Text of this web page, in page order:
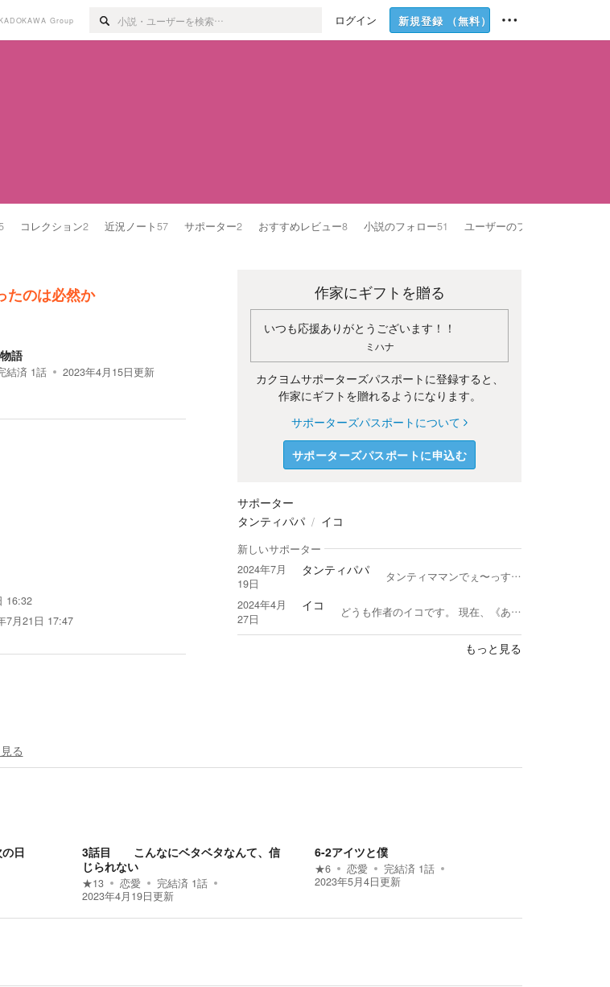
Group ログイン 新規登録 （無料）
コレクション2 近況ノート 57 サポーター2 おすすめレビュー8 小説のフォロー51 ユーザーのフォロー
たのは必然か
語
結済 1話 2023年4月15日更新
16:32
7月21日 17:47
作家にギフトを贈る
いつも応援ありがとうございます！！
ミハナ
カクヨムサポーターズパスポートに登録すると、
作家にギフトを贈れるようになります。
サポーターズパスポートについて
サポーターズパスポートに申込む
サポーター
タンティパパ
イコ
新しいサポーター
2024年7月
19日
タンティパパ
タンティママンでぇ〜っす！！ (((o(*ﾟ▽ﾟ*)o))) アカ名はタンティパパだけどぉ、 コメントでは『タンティママン』を名乗って、アホコメントを入れてまぁ〜す。 今、２８歳×２のオトメでぇ〜す。 ☆*:.｡. o(≧▽≦)o .｡.:*☆ そしてぇ〜アタシの目標 『アタシは、カクヨム女王になるってばよ！！』 そのために、ギフトサポーターとファンアート職人をガンバッテいまぁ〜っす！ ＼＼\\٩( 'ω' )و //／／ ちなみにアタシのお嫁ちゃんは、２年前に異世界に転生しちゃってぇ、猫獣人になって元気にしてると思うのぉ〜
2024年4月
27日
イコ どうも作者のイコです。 現在、《あくまで怠惰な悪役貴族》発売中。 《道にスライムが捨てられていたので連れて帰りました》書籍化準備中です。 ライトノベル作家として、2023年11月10日にデビューしました。 どうぞよろしくお願いします。
もっと見る
る
日
3話目 こんなにベタベタなんて、信
じられない
★13 恋愛 完結済 1話
2023年4月19日更新
6-2アイツと僕
★6 恋愛 完結済 1話
2023年5月4日更新